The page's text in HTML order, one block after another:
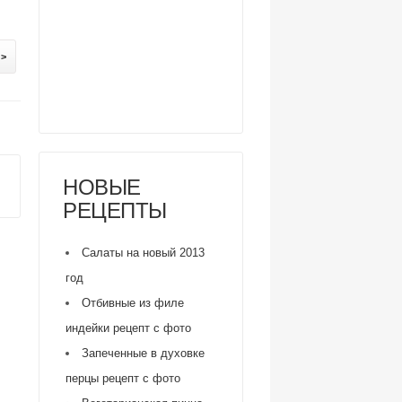
НОВЫЕ
РЕЦЕПТЫ
Салаты на новый 2013
год
Отбивные из филе
индейки рецепт с фото
Запеченные в духовке
перцы рецепт с фото